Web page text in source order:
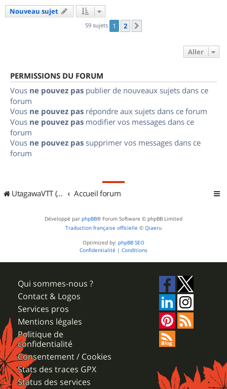
Nouveau sujet
59 sujets 1 2
Aller
PERMISSIONS DU FORUM
Vous ne pouvez pas publier de nouveaux sujets dans ce
forum
Vous ne pouvez pas répondre aux sujets dans ce forum
Vous ne pouvez pas modifier vos messages dans ce
forum
Vous ne pouvez pas supprimer vos messages dans ce
forum
UtagawaVTT (Randos VTT et VTTAE avec traces GPS) Accueil forum
Développé par phpBB® Forum Software © phpBB Limited
Traduction française officielle © Qiaeru
Optimized by: phpBB SEO
Confidentialité | Conditions
Qui sommes-nous ?
Contact & Logos
Services pros
Mentions légales
Politique de
confidentialité
Consentement / Cookies
Stats des traces GPX
Status des services